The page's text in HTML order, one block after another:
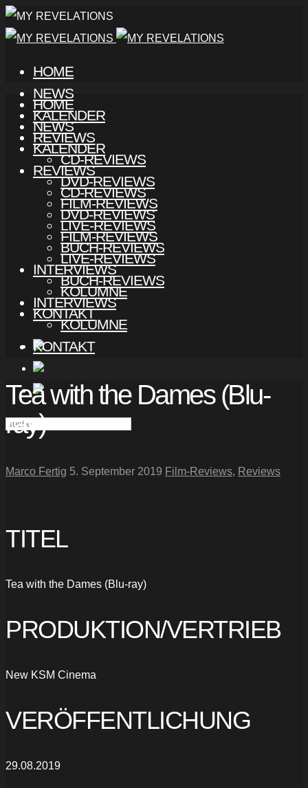
HOME
NEWS
KALENDER
REVIEWS
CD-REVIEWS
DVD-REVIEWS
FILM-REVIEWS
LIVE-REVIEWS
BUCH-REVIEWS
INTERVIEWS
KOLUMNE
KONTAKT
HOME
NEWS
KALENDER
REVIEWS
CD-REVIEWS
DVD-REVIEWS
FILM-REVIEWS
LIVE-REVIEWS
BUCH-REVIEWS
INTERVIEWS
KOLUMNE
KONTAKT
Tea with the Dames (Blu-
ray)
Marco Fertig 5. September 2019 Film-Reviews, Reviews
TITEL
Tea with the Dames (Blu-ray)
PRODUKTION/VERTRIEB
New KSM Cinema
VERÖFFENTLICHUNG
29.08.2019